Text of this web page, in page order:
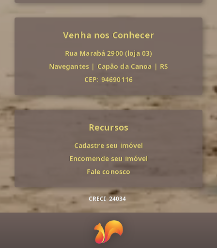
Venha nos Conhecer
Rua Marabá 2900 (loja 03)
Navegantes | Capão da Canoa | RS
CEP: 94690116
Recursos
Cadastre seu imóvel
Encomende seu imóvel
Fale conosco
CRECI 24034